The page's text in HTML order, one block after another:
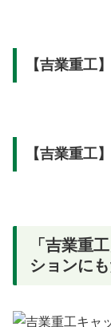
【吉業重工
【吉業重工
「吉業重
ションに